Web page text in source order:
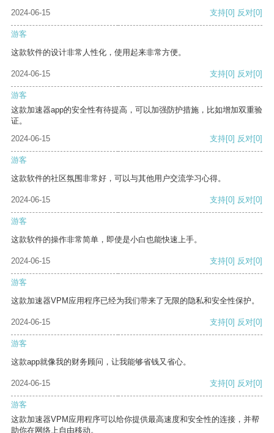
2024-06-15 支持[0] 反对[0]
游客
这款软件的设计非常人性化，使用起来非常方便。
2024-06-15 支持[0] 反对[0]
游客
这款加速器app的安全性有待提高，可以加强防护措施，比如增加双重验
证。
2024-06-15
支持[0] 反对[0]
游客
这款软件的社区氛围非常好，可以与其他用户交流学习心得。
2024-06-15 支持[0] 反对[0]
游客
这款软件的操作非常简单，即使是小白也能快速上手。
2024-06-15 支持[0] 反对[0]
游客
这款加速器VPM应用程序已经为我们带来了无限的隐私和安全性保护。
2024-06-15 支持[0] 反对[0]
游客
这款app就像我的财务顾问，让我能够省钱又省心。
2024-06-15 支持[0] 反对[0]
游客
这款加速器VPM应用程序可以给你提供最高速度和安全性的连接，并帮
助你在网络上自由移动。